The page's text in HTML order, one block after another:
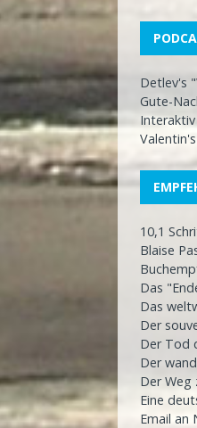
Detlev's
Gute-
10,1
Blaise
Das
Das
Der
Der Tod
Der
Der Weg
Eine
Email an